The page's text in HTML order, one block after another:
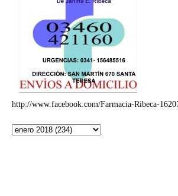
http://www.facebook.com/Farmacia-Ribeca-